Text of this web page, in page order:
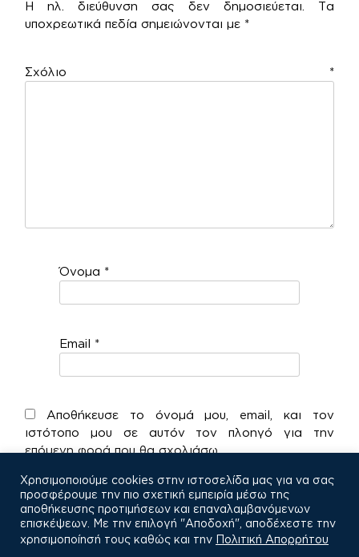
Η ηλ. διεύθυνση σας δεν δημοσιεύεται.
Τα
υποχρεωτικά πεδία σημειώνονται με *
Σχόλιο *
Όνομα *
Email *
Αποθήκευσε το όνομά μου, email, και τον
ιστότοπο μου σε αυτόν τον πλοηγό για την
επόμενη φορά που θα σχολιάσω.
Χρησιμοποιούμε cookies στην ιστοσελίδα μας για να σας
προσφέρουμε την πιο σχετική εμπειρία μέσω της
αποθήκευσης προτιμήσεων και επαναλαμβανόμενων
επισκέψεων. Με την επιλογή "Αποδοχή", αποδέχεστε την
χρησιμοποίησή τους καθώς και την Πολιτική Απορρήτου